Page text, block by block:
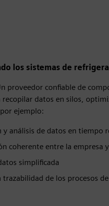
los sistemas de
proveedor confiable de
recopilar datos en silos,
ejemplo:
y análisis de datos en tiempo
coherente entre la empresa
simplificada
trazabilidad de los procesos